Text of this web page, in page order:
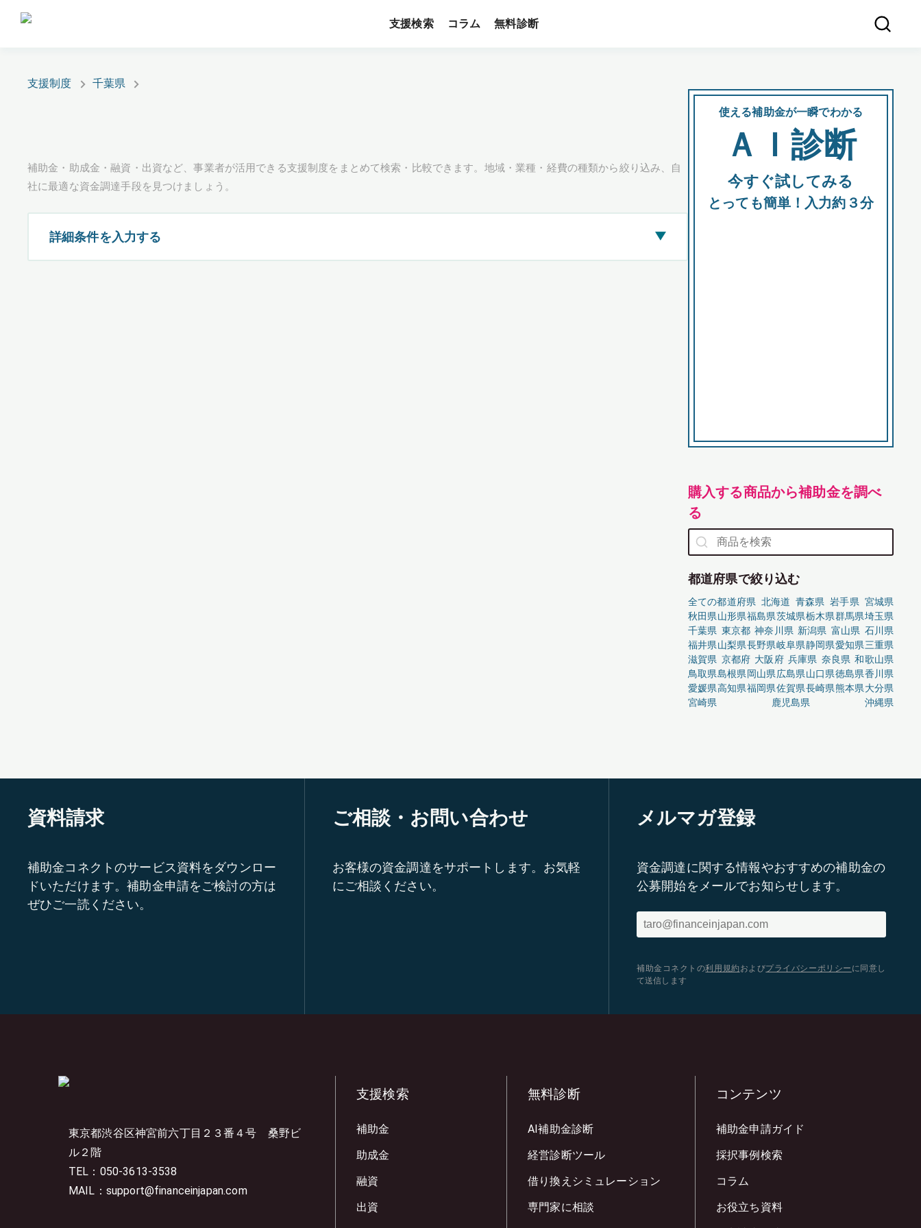
支援検索 コラム 無料診断
支援制度 千葉県
補助金・助成金・融資・出資など、事業者が活用できる支援制度をまとめて検索・比較できます。地域・業種・経費の種類から絞り込み、自
社に最適な資金調達手段を見つけましょう。
詳細条件を入力する ▶
使える補助金が一瞬でわかる
ＡＩ診断
今すぐ試してみる
とっても簡単！入力約３分
購入する商品から補助金を調べ
る
都道府県で絞り込む
全ての都道府県 北海道 青森県 岩手県 宮城県
秋田県山形県福島県茨城県栃木県群馬県埼玉県
千葉県 東京都 神奈川県 新潟県 富山県 石川県
福井県山梨県長野県岐阜県静岡県愛知県三重県
滋賀県 京都府 大阪府 兵庫県 奈良県 和歌山県
鳥取県島根県岡山県広島県山口県徳島県香川県
愛媛県高知県福岡県佐賀県長崎県熊本県大分県
宮崎県
鹿児島県 沖縄県
資料請求
補助金コネクトのサービス資料をダウンロー
ドいただけます。補助金申請をご検討の方は
ぜひご一読ください。
ご相談・お問い合わせ
お客様の資金調達をサポートします。お気軽
にご相談ください。
メルマガ登録
資金調達に関する情報やおすすめの補助金の
公募開始をメールでお知らせします。
補助金コネクトの利用規約 およびプライバシーポリシー に同意し
て送信します
東京都渋谷区神宮前六丁目２３番４号 桑野ビ
ル２階
TEL：050-3613-3538
MAIL：support@financeinjapan.com
支援検索
補助金
助成金
融資
出資
無料診断
AI補助金診断
経営診断ツール
借り換えシミュレーション
専門家に相談
コンテンツ
補助金申請ガイド
採択事例検索
コラム
お役立ち資料